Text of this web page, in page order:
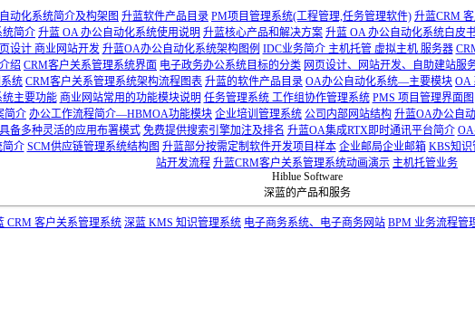
动化系统简介及构架图 升蓝软件产品目录 PM项目管理系统(工程管理,任务管理软件) 升蓝CRM
统简介 升蓝 OA 办公自动化系统使用说明 升蓝核心产品和解决方案 升蓝 OA 办公自动化系统白皮
设计 商业网站开发 升蓝OA办公自动化系统架构图例 IDC业务简介 主机托管 虚拟主机 服务器
绍 CRM客户关系管理系统界面 电子政务办公系统目标的分类 网页设计、网站开发、自助建站服
统 CRM客户关系管理系统架构流程图表 升蓝的软件产品目录 OA办公自动化系统—主要模块 OA
主要功能 商业网站常用的功能模块说明 任务管理系统 工作组协作管理系统 PMS 项目管理界面图
简介 办公工作流程简介—HBMOA功能模块 企业培训管理系统 公司内部网站结构 升蓝OA办公自
备多种灵活的应用布署模式 免费提供搜索引擎加注及排名 升蓝OA集成RTX即时通讯平台简介
简介 SCM供应链管理系统结构图 升蓝部分按需定制软件开发项目样本 企业邮局企业邮箱 KBS知识
站开发流程 升蓝CRM客户关系管理系统动画演示 主机托管业务
Hiblue Software
深蓝的产品和服务
CRM 客户关系管理系统 深蓝 KMS 知识管理系统 电子商务系统、电子商务网站 BPM 业务流程管